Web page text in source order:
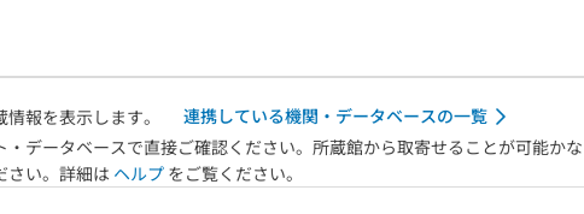
報を表示します。
連携している機関・データベースの一覧
データベースで直接ご確認ください。所蔵館から取寄せることが可能か
さい。詳細は ヘルプ をご覧ください。